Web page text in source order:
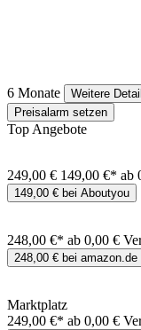
6 Monate
Weitere
Preisalarm setzen
Top Angebote
249,00 € 149,00 €* ab
149,00 € bei Aboutyou
248,00 €* ab 0,00 €
248,00 € bei amazon.de
Marktplatz
249,00 €* ab 0,00 €